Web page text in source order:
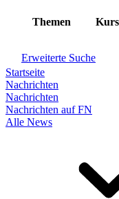
Themen Kurs
Erweiterte Suche
Startseite
Nachrichten
Nachrichten
Nachrichten auf FN
Alle News